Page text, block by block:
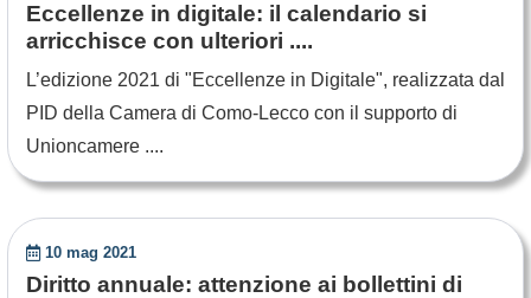
Eccellenze in digitale: il calendario si
arricchisce con ulteriori ....
L’edizione 2021 di "Eccellenze in Digitale", realizzata dal
PID della Camera di Como-Lecco con il supporto di
Unioncamere ....
10 mag 2021
Diritto annuale: attenzione ai bollettini di